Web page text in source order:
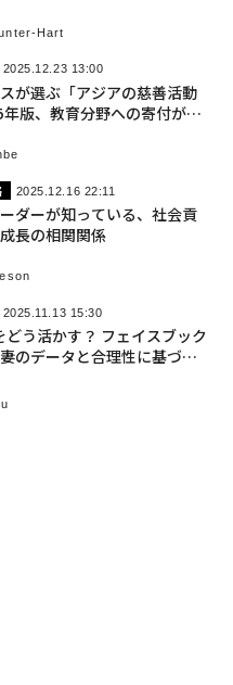
Hart
2025.12.23 13:00
が選ぶ「アジアの慈善活動
版、教育分野への寄付がト
2025.12.16 22:11
ダーが知っている、社会貢
長の相関関係
2025.11.13 15:30
どう活かす？ フェイスブック
のデータと合理性に基づく